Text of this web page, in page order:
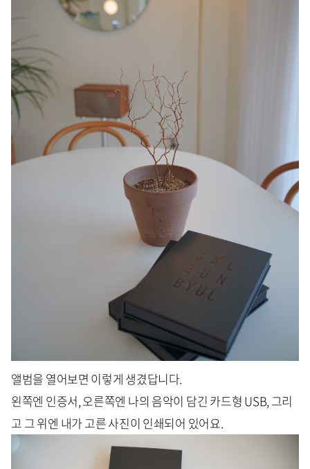
앨범을 열어보면 이렇게 생겼답니다.
왼쪽엔 인증서, 오른쪽엔 나의 음악이 담긴 카드형 USB, 그리
고 그 위엔 내가 고른 사진이 인쇄되어 있어요.